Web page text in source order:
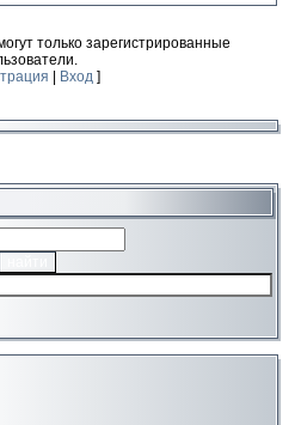
только зарегистрированные
| Вход ]